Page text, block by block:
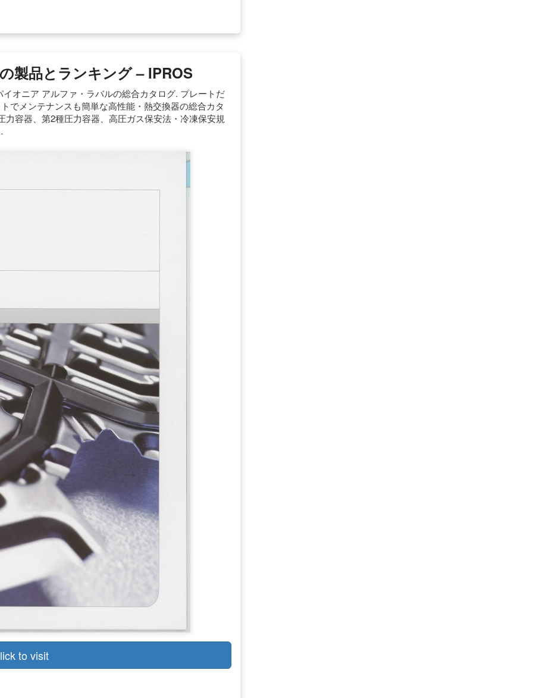
製品とランキング – IPROS
オニア アルファ・ラバルの総合カタログ. プレートだ
でメンテナンスも簡単な高性能・熱交換器の総合カタ
容器、第2種圧力容器、高圧ガス保安法・冷凍保安規
to visit